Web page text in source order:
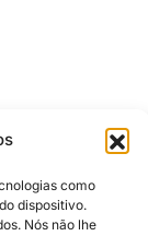
como
dispositivo.
Nós não lhe